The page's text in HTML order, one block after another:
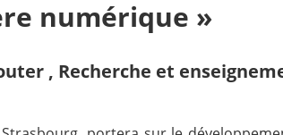
numérique »
, Recherche et